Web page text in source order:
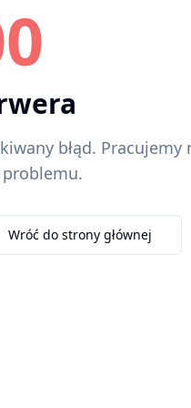
błąd. Pracujemy
Wróć do strony głównej